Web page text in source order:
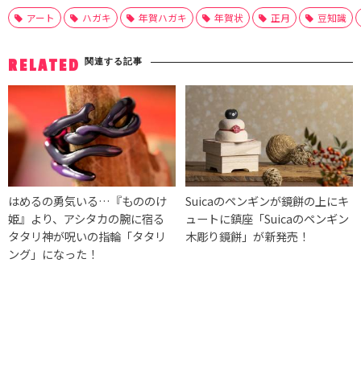
アート ハガキ 年賀ハガキ 年賀状 正月 豆知識
RELATED 関連する記事
はめるの勇気いる…『もののけ
姫』より、アシタカの腕に宿る
タタリ神が呪いの指輪「タタリ
ング」になった！
Suicaのペンギンが鏡餅の上にキ
ュートに鎮座「Suicaのペンギン
木彫り鏡餅」が新発売！